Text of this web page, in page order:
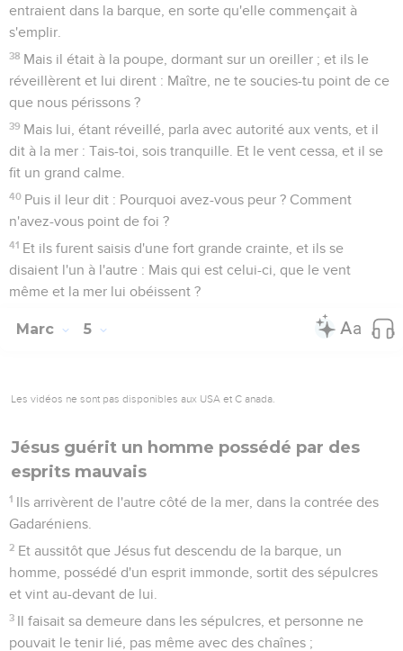
entraient dans la barque, en sorte qu'elle commençait à
s'emplir.
38 Mais il était à la poupe, dormant sur un oreiller ; et ils le
réveillèrent et lui dirent : Maître, ne te soucies-tu point de ce
que nous périssons ?
39 Mais lui, étant réveillé, parla avec autorité aux vents, et il
dit à la mer : Tais-toi, sois tranquille. Et le vent cessa, et il se
fit un grand calme.
40 Puis il leur dit : Pourquoi avez-vous peur ? Comment
n'avez-vous point de foi ?
41 Et ils furent saisis d'une fort grande crainte, et ils se
disaient l'un à l'autre : Mais qui est celui-ci, que le vent
même et la mer lui obéissent ?
Marc 5
Les vidéos ne sont pas disponibles aux USA et C anada.
Jésus guérit un homme possédé par des
esprits mauvais
1 Ils arrivèrent de l'autre côté de la mer, dans la contrée des
Gadaréniens.
2 Et aussitôt que Jésus fut descendu de la barque, un
homme, possédé d'un esprit immonde, sortit des sépulcres
et vint au-devant de lui.
3 Il faisait sa demeure dans les sépulcres, et personne ne
pouvait le tenir lié, pas même avec des chaînes ;